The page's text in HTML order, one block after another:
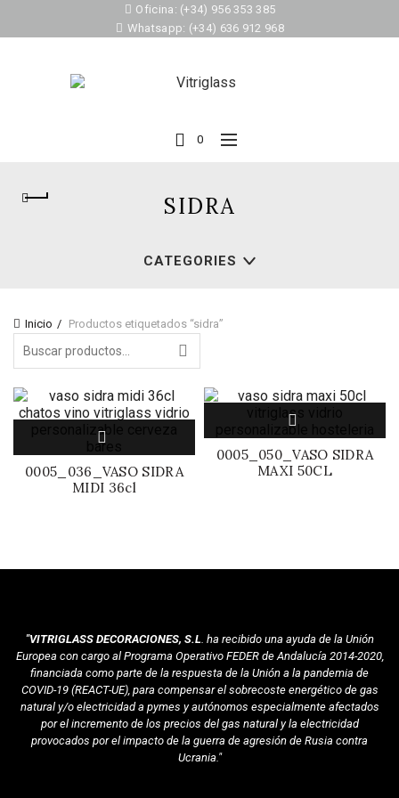
Oficina: (+34) 956 353 385
Whatsapp: (+34) 636 912 968
0
SIDRA
CATEGORIES
Inicio Productos etiquetados “sidra”
for:
0005_036_VASO SIDRA
MIDI 36cl
0005_050_VASO SIDRA
MAXI 50CL
"VITRIGLASS DECORACIONES, S.L. ha recibido una ayuda de la Unión
Europea con cargo al Programa Operativo FEDER de Andalucía 2014-2020,
financiada como parte de la respuesta de la Unión a la pandemia de
COVID-19 (REACT-UE), para compensar el sobrecoste energético de gas
natural y/o electricidad a pymes y autónomos especialmente afectados
por el incremento de los precios del gas natural y la electricidad
provocados por el impacto de la guerra de agresión de Rusia contra
Ucrania."